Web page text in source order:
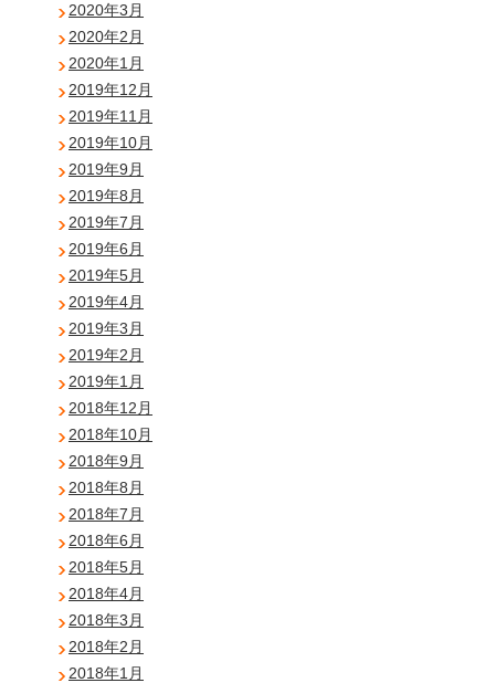
2020年3月
2020年2月
2020年1月
2019年12月
2019年11月
2019年10月
2019年9月
2019年8月
2019年7月
2019年6月
2019年5月
2019年4月
2019年3月
2019年2月
2019年1月
2018年12月
2018年10月
2018年9月
2018年8月
2018年7月
2018年6月
2018年5月
2018年4月
2018年3月
2018年2月
2018年1月